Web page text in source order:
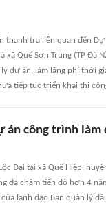
thanh tra liên quan đến
xã Quế Sơn Trung (TP Đà
dự án, làm lãng phí thời
tiếp tục triển khai thi
án công trình
Đại tại xã Quế Hiệp,
đã chậm tiến độ hơn 4
lãnh đạo Ban quản lý